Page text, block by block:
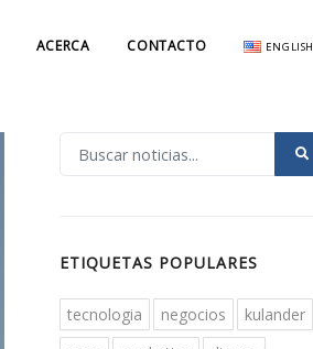
ACERCA CONTACTO ENGLISH
ETIQUETAS POPULARES
tecnologia negocios
kulander